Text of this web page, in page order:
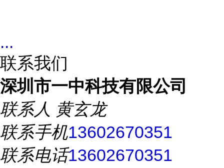
...
联系我们
深圳市一中科技有限公司
联系人 黄玄龙
联系手机13602670351
联系电话13602670351